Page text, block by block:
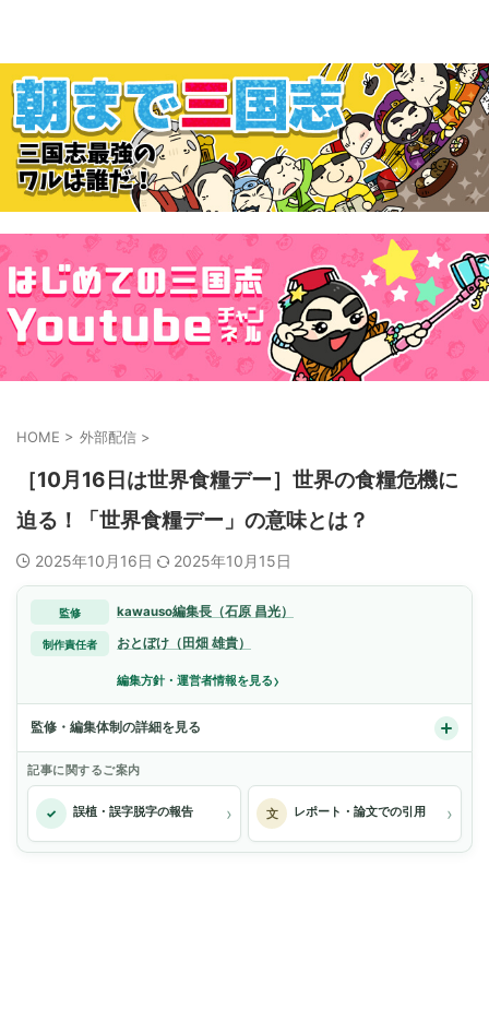
HOME > 外部配信 >
［10月16日は世界食糧デー］世界の食糧危機に
迫る！「世界食糧デー」の意味とは？
2025年10月16日 2025年10月15日
監修 kawauso編集長（石原 昌光）
制作責任者 おとぼけ（田畑 雄貴）
編集方針・運営者情報を見る›
監修・編集体制の詳細を見る
記事に関するご案内
✓ 誤植・誤字脱字の報告 › 文 レポート・論文での引用 ›